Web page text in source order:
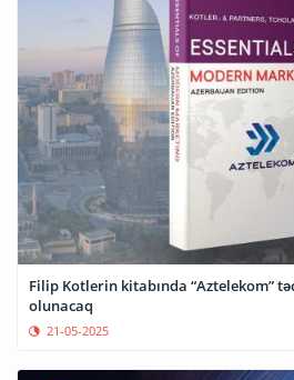
Filip Kotlerin kitabında “Aztelekom”
olunacaq
21-05-2025